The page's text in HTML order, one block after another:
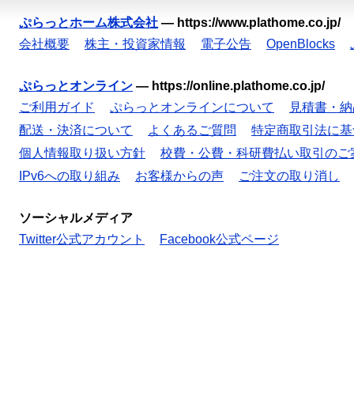
ぷらっとホーム株式会社 — https://www.plathome.co.jp/
会社概要
株主・投資家情報 電子公告 OpenBlocks
ぷらっとオンライン — https://online.plathome.co.jp/
ご利用ガイド
ぷらっとオンラインについて
見積書・
配送・決済について
よくあるご質問
特定商取引法に
個人情報取り扱い方針
校費・公費・科研費払い取引のご
IPv6への取り組み
お客様からの声 ご注文の取り消し
ソーシャルメディア
Twitter公式アカウント
Facebook公式ページ